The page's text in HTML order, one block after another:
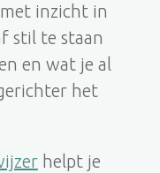
inzicht in
stil te staan
en wat je al
het
helpt je